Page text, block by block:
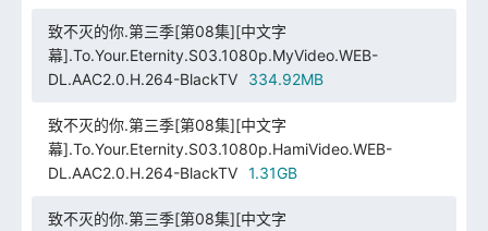
致不灭的你.第三季[第08集][中文字
幕].To.Your.Eternity.S03.1080p.MyVideo.WEB-
DL.AAC2.0.H.264-BlackTV
334.92MB
致不灭的你.第三季[第08集][中文字
幕].To.Your.Eternity.S03.1080p.HamiVideo.WEB-
DL.AAC2.0.H.264-BlackTV
1.31GB
致不灭的你.第三季[第08集][中文字